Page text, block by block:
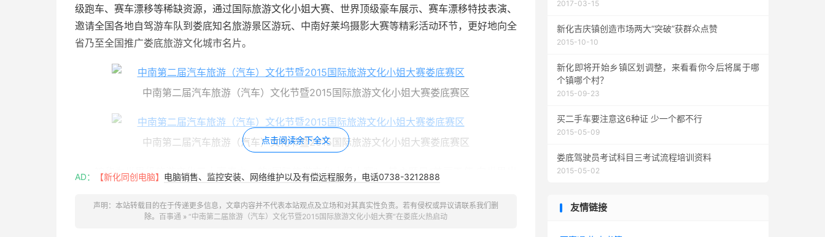
级跑车、赛车漂移等稀缺资源，通过国际旅游文化小姐大赛、世界顶级豪车展示、赛车漂移特技表演、
邀请全国各地自驾游车队到娄底知名旅游景区游玩、中南好莱坞摄影大赛等精彩活动环节，更好地向全
省乃至全国推广娄底旅游文化城市名片。
中南第二届汽车旅游（汽车）文化节暨2015国际旅游文化小姐大赛娄底赛区
中南第二届汽车旅游（汽车）文化节暨2015国际旅游文化小姐大赛娄底赛区
被称为世界级旅游文化三大赛事之一的“国际旅游文化小姐大赛”，其主题是“美丽天使·向世界出
乐传媒重磅引进了此次比赛。今年的比赛在全国23个省市设分赛区，各赛区将选出前3名进入总决赛进
行冠亚季军的角逐。“2015国际旅游文化小姐大赛”娄底赛区火热启动，比赛时间将持续至10月下旬。
点击阅读余下全文
AD： 【新化同创电脑】 电脑销售、监控安装、网络维护以及有偿远程服务，电话0738-3212888
声明：本站转载目的在于传递更多信息，文章内容并不代表本站观点及立场和对其真实性负责。若有侵权或异议请联系我们删
除。 百事通 » “中南第二届旅游（汽车）文化节暨2015国际旅游文化小姐大赛”在娄底火热启动
2017-03-15
新化吉庆镇创造市场两大“突破”获群众点赞
2015-10-10
新化即将开始乡镇区划调整，来看看你今后将属于哪
个镇哪个村？
2015-09-23
买二手车要注意这6种证 少一个都不行
2015-05-09
娄底驾驶员考试科目三考试流程培训资料
2015-05-02
友情链接